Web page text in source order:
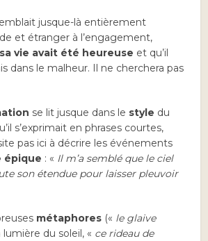
jusque-là entièrement
et étranger à l’engagement,
vie avait été heureuse et qu’il
dans le malheur. Il ne cherchera pas
se lit jusque dans le style du
s’exprimait en phrases courtes,
pas ici à décrire les événements
épique : « Il m’a semblé que le ciel
son étendue pour laisser pleuvoir
métaphores (« le glaive
du soleil, « ce rideau de